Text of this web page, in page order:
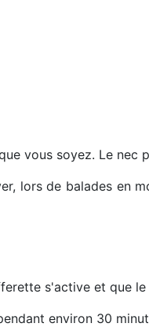
vous soyez. Le nec
lors de balades en
s'active et que
environ 30